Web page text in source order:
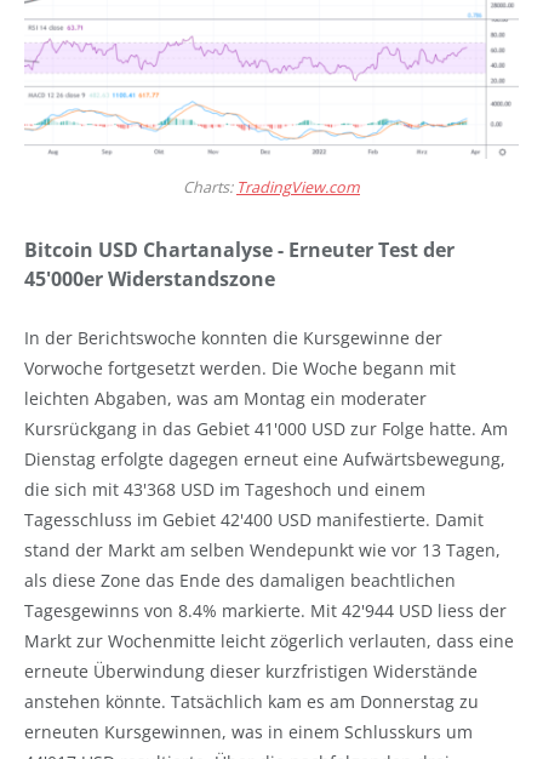
Charts: TradingView.com
Bitcoin USD Chartanalyse - Erneuter Test der
45'000er Widerstandszone
In der Berichtswoche konnten die Kursgewinne der
Vorwoche fortgesetzt werden. Die Woche begann mit
leichten Abgaben, was am Montag ein moderater
Kursrückgang in das Gebiet 41'000 USD zur Folge hatte. Am
Dienstag erfolgte dagegen erneut eine Aufwärtsbewegung,
die sich mit 43'368 USD im Tageshoch und einem
Tagesschluss im Gebiet 42'400 USD manifestierte. Damit
stand der Markt am selben Wendepunkt wie vor 13 Tagen,
als diese Zone das Ende des damaligen beachtlichen
Tagesgewinns von 8.4% markierte. Mit 42'944 USD liess der
Markt zur Wochenmitte leicht zögerlich verlauten, dass eine
erneute Überwindung dieser kurzfristigen Widerstände
anstehen könnte. Tatsächlich kam es am Donnerstag zu
erneuten Kursgewinnen, was in einem Schlusskurs um